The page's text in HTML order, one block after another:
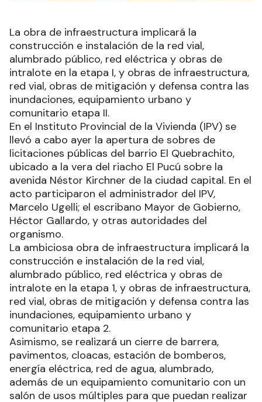
La obra de infraestructura implicará la
construcción e instalación de la red vial,
alumbrado público, red eléctrica y obras de
intralote en la etapa I, y obras de infraestructura,
red vial, obras de mitigación y defensa contra las
inundaciones, equipamiento urbano y
comunitario etapa II.
En el Instituto Provincial de la Vivienda (IPV) se
llevó a cabo ayer la apertura de sobres de
licitaciones públicas del barrio El Quebrachito,
ubicado a la vera del riacho El Pucú sobre la
avenida Néstor Kirchner de la ciudad capital. En el
acto participaron el administrador del IPV,
Marcelo Ugelli; el escribano Mayor de Gobierno,
Héctor Gallardo, y otras autoridades del
organismo.
La ambiciosa obra de infraestructura implicará la
construcción e instalación de la red vial,
alumbrado público, red eléctrica y obras de
intralote en la etapa 1, y obras de infraestructura,
red vial, obras de mitigación y defensa contra las
inundaciones, equipamiento urbano y
comunitario etapa 2.
Asimismo, se realizará un cierre de barrera,
pavimentos, cloacas, estación de bomberos,
energía eléctrica, red de agua, alumbrado,
además de un equipamiento comunitario con un
salón de usos múltiples para que puedan realizar